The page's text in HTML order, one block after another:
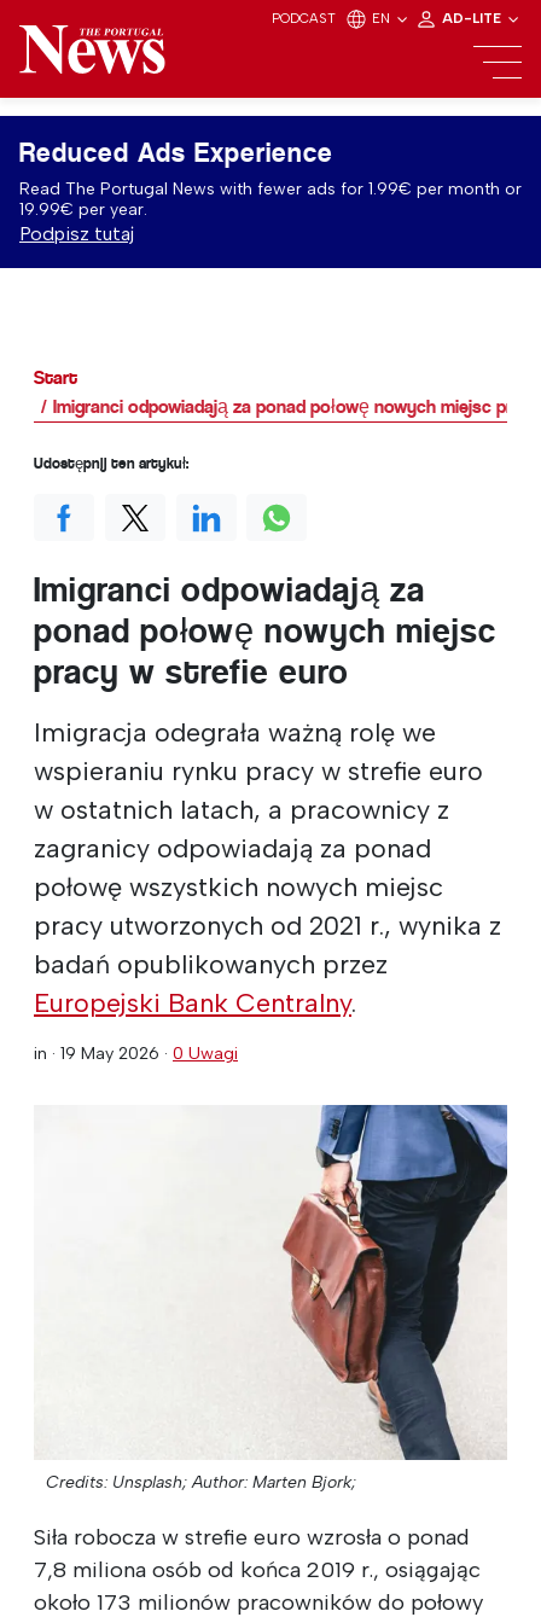
PODCAST EN AD-LITE
Reduced Ads Experience
Read The Portugal News with fewer ads for 1.99€ per month or
19.99€ per year.
Podpisz tutaj
Start
Imigranci odpowiadają za ponad połowę nowych miejsc
Imigranci odpowiadają za
ponad połowę nowych miejsc
pracy w strefie euro
Imigracja odegrała ważną rolę we
wspieraniu rynku pracy w strefie euro
w ostatnich latach, a pracownicy z
zagranicy odpowiadają za ponad
połowę wszystkich nowych miejsc
pracy utworzonych od 2021 r., wynika z
badań opublikowanych przez
Europejski Bank Centralny.
in · 19 May 2026 · 0 Uwagi
Credits: Unsplash; Author: Marten Bjork;
Siła robocza w strefie euro wzrosła o ponad
7,8 miliona osób od końca 2019 r., osiągając
około 173 milionów pracowników do połowy
Udostępnij ten artykuł: